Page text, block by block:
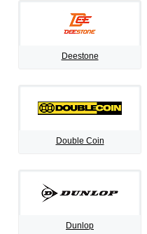
Deestone
Double Coin
Dunlop